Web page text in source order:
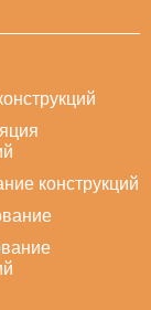
конструкций